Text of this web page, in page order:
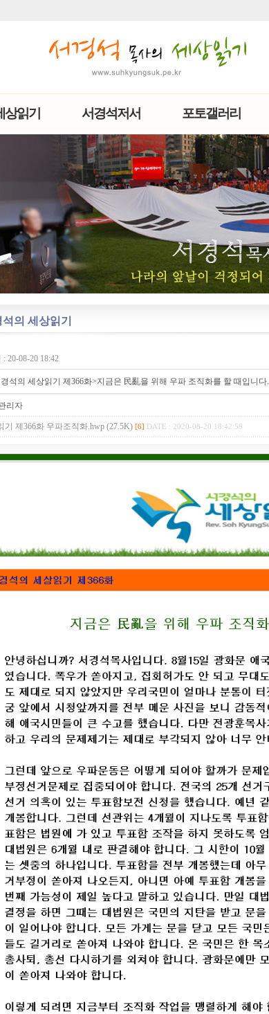
읽기 서경석저서 포토갤러리
의 세상읽기
: 20-08-20 18:42
석의 세상읽기 제366화>지금은 民亂을 위해 우파 조직화를 할 때입니다.
리자
기 제366화 우파조직화.hwp (27.5K) [6] DATE : 2020-08-20 18:42:58